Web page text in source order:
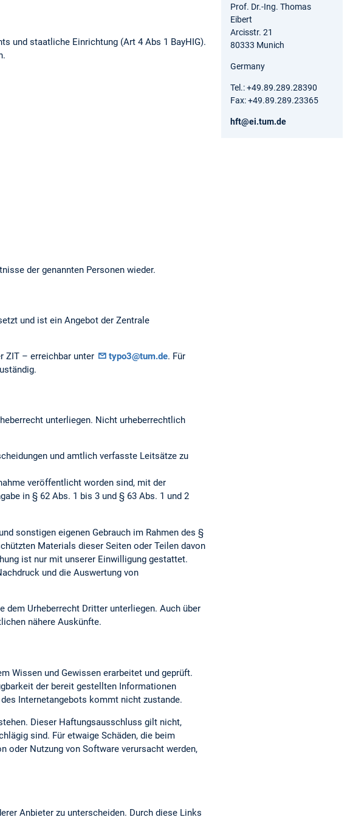
und staatliche Einrichtung (Art 4 Abs 1 BayHIG).
der genannten Personen wieder.
und ist ein Angebot der Zentrale
ZIT – erreichbar unter typo3@tum.de. Für
unterliegen. Nicht urheberrechtlich
und amtlich verfasste Leitsätze zu
veröffentlicht worden sind, mit der
in § 62 Abs. 1 bis 3 und § 63 Abs. 1 und 2
sonstigen eigenen Gebrauch im Rahmen des §
Materials dieser Seiten oder Teilen davon
ist nur mit unserer Einwilligung gestattet.
und die Auswertung von
dem Urheberrecht Dritter unterliegen. Auch über
nähere Auskünfte.
Wissen und Gewissen erarbeitet und geprüft.
der bereit gestellten Informationen
Internetangebots kommt nicht zustande.
Dieser Haftungsausschluss gilt nicht,
sind. Für etwaige Schäden, die beim
oder Nutzung von Software verursacht werden,
Anbieter zu unterscheiden. Durch diese Links
Prof. Dr.-Ing. Thomas
Eibert
Arcisstr. 21
80333 Munich
Germany
Tel.: +49.89.289.28390
Fax: +49.89.289.23365
hft@ei.tum.de